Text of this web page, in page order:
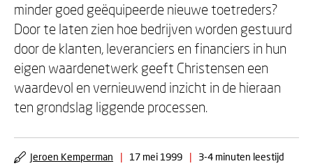
minder goed geëquipeerde nieuwe toetreders?
Door te laten zien hoe bedrijven worden gestuurd
door de klanten, leveranciers en financiers in hun
eigen waardenetwerk geeft Christensen een
waardevol en vernieuwend inzicht in de hieraan
ten grondslag liggende processen.
Jeroen Kemperman | 17 mei 1999 | 3-4 minuten leestijd